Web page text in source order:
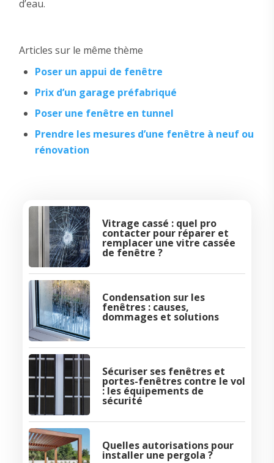
d’eau.
Articles sur le même thème
Poser un appui de fenêtre
Prix d’un garage préfabriqué
Poser une fenêtre en tunnel
Prendre les mesures d’une fenêtre à neuf ou
rénovation
Vitrage cassé : quel pro
contacter pour réparer et
remplacer une vitre cassée
de fenêtre ?
Condensation sur les
fenêtres : causes,
dommages et solutions
Sécuriser ses fenêtres et
portes-fenêtres contre le vol
: les équipements de
sécurité
Quelles autorisations pour
installer une pergola ?